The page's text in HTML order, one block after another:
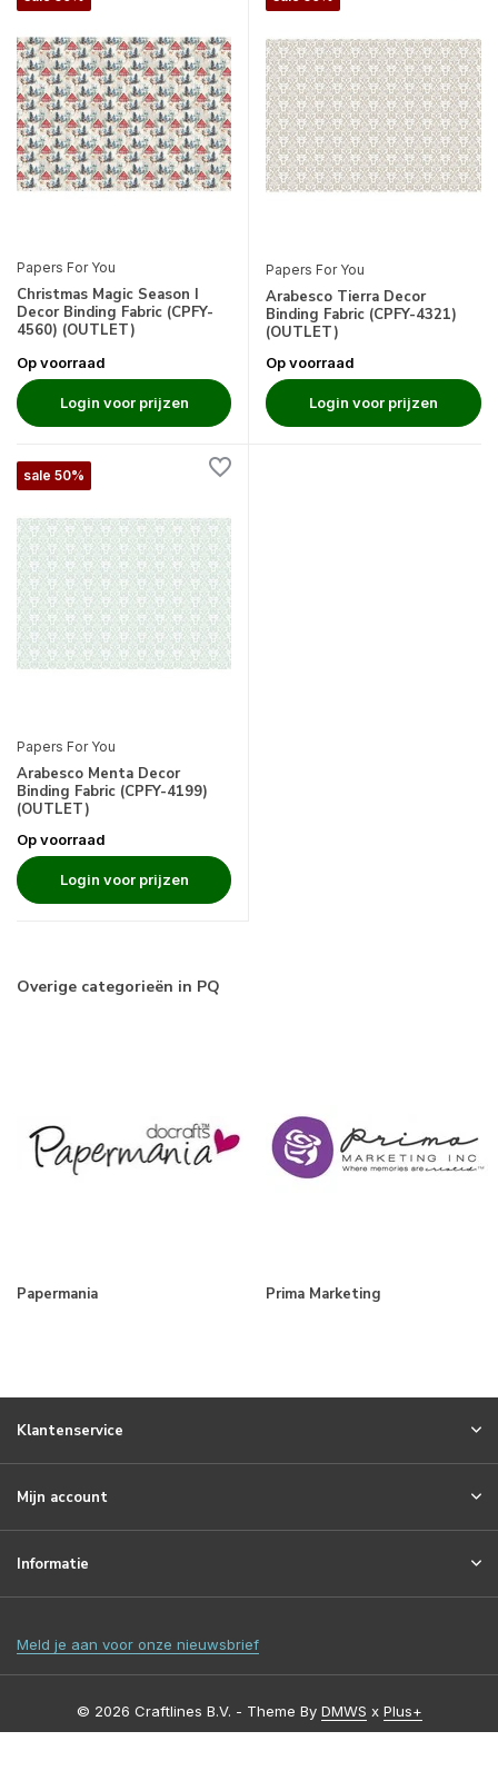
Papers For You
Christmas Magic Season I
Decor Binding Fabric (CPFY-
4560) (OUTLET)
Op voorraad
Login voor prijzen
Papers For You
Arabesco Tierra Decor
Binding Fabric (CPFY-4321)
(OUTLET)
Op voorraad
Login voor prijzen
sale 50%
Papers For You
Arabesco Menta Decor
Binding Fabric (CPFY-4199)
(OUTLET)
Op voorraad
Login voor prijzen
Overige categorieën in PQ
Papermania Prima Marketing
Klantenservice
Mijn account
Informatie
Meld je aan voor onze nieuwsbrief
© 2026 Craftlines B.V. - Theme By DMWS x Plus+